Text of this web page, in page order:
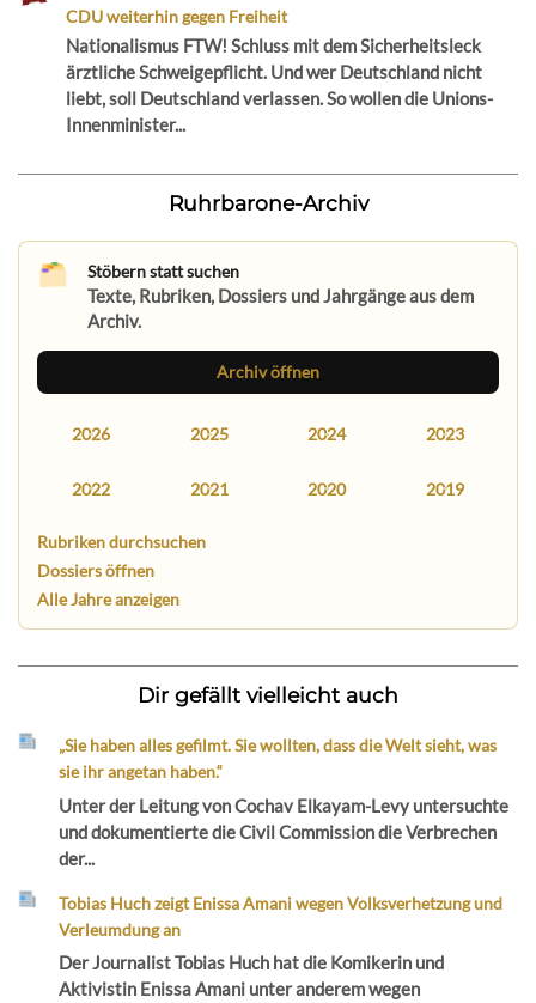
CDU weiterhin gegen Freiheit
Nationalismus FTW! Schluss mit dem Sicherheitsleck
ärztliche Schweigepflicht. Und wer Deutschland nicht
liebt, soll Deutschland verlassen. So wollen die Unions-
Innenminister...
Ruhrbarone-Archiv
Stöbern statt suchen
Texte, Rubriken, Dossiers und Jahrgänge aus dem
Archiv.
Archiv öffnen
2026 2025 2024 2023
2022 2021 2020 2019
Rubriken durchsuchen
Dossiers öffnen
Alle Jahre anzeigen
Dir gefällt vielleicht auch
„Sie haben alles gefilmt. Sie wollten, dass die Welt sieht, was
sie ihr angetan haben.“
Unter der Leitung von Cochav Elkayam-Levy untersuchte
und dokumentierte die Civil Commission die Verbrechen
der...
Tobias Huch zeigt Enissa Amani wegen Volksverhetzung und
Verleumdung an
Der Journalist Tobias Huch hat die Komikerin und
Aktivistin Enissa Amani unter anderem wegen